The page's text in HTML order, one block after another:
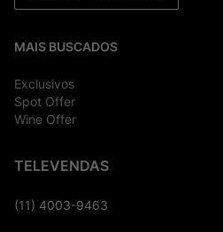
MAIS BUSCADOS
Exclusivos
Spot Offer
Wine Offer
TELEVENDAS
(11) 4003-9463